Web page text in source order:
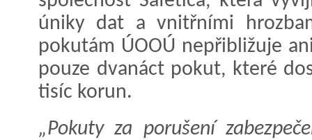
úniky dat a vnitřními
pokutám ÚOOÚ nepřibližuje
pouze dvanáct pokut, které
tisíc korun.
„Pokuty za porušení